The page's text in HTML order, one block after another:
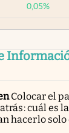
0,05%
Colocar el
cuál es
hacerlo solo